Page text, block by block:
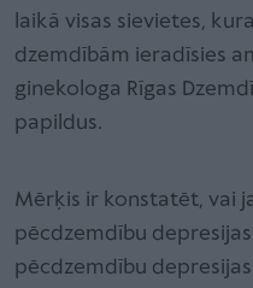
laikā visas sievietes,
dzemdībām ieradīsies
ginekologa Rīgas
papildus.
Mērķis ir konstatēt, vai
pēcdzemdību
pēcdzemdību